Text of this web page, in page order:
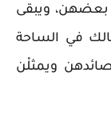
ويبقى
في الساحة
ويمثلْن